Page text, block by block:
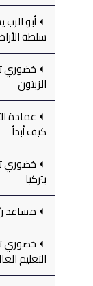
أبو
سلطة
خضوري
الزيتون
عمادة
كيف أبدأ
خضوري
بتركيا
مساعد
خضوري
التعليم